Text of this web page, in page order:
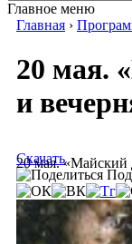
Главное меню
Главная ›
20 мая.
и
20 мая. «Майский
Скачать